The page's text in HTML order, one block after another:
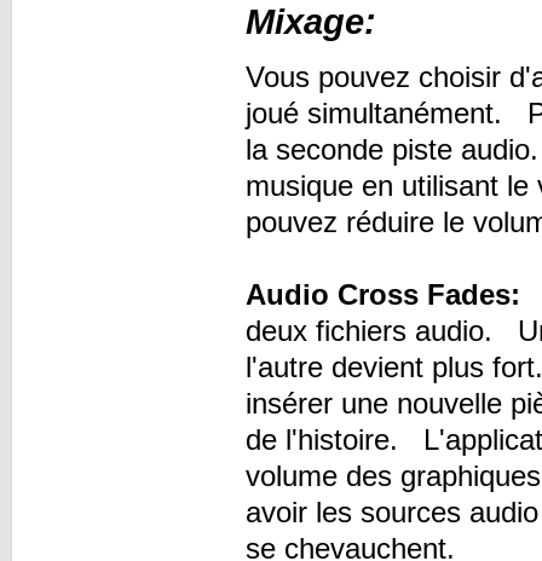
Mixage:
Vous pouvez choisir
joué simultanément.
la seconde piste
musique en utilisant
pouvez réduire le
Audio Cross Fades:
deux fichiers audio.
l'autre devient plus
insérer une nouvelle
de l'histoire.
volume des
avoir les sources
se chevauchent.